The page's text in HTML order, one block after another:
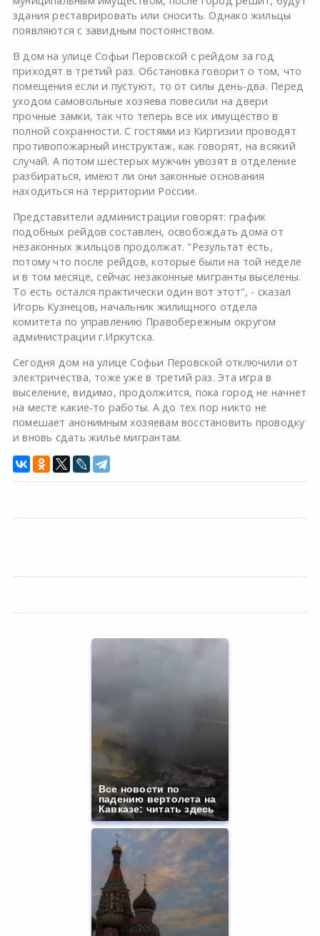
здания реставрировать или сносить. Однако жильцы
появляются с завидным постоянством.
В дом на улице Софьи Перовской с рейдом за год
приходят в третий раз. Обстановка говорит о том, что
помещения если и пустуют, то от силы день-два. Перед
уходом самовольные хозяева повесили на двери
прочные замки, так что теперь все их имущество в
полной сохранности. С гостями из Киргизии проводят
противопожарный инструктаж, как говорят, на всякий
случай. А потом шестерых мужчин увозят в отделение
разбираться, имеют ли они законные основания
находиться на территории России.
Представители администрации говорят: график
подобных рейдов составлен, освобождать дома от
незаконных жильцов продолжат. "Результат есть,
потому что после рейдов, которые были на той неделе
и в том месяце, сейчас незаконные мигранты выселены.
То есть остался практически один вот этот", - сказал
Игорь Кузнецов, начальник жилищного отдела
комитета по управлению Правобережным округом
администрации г.Иркутска.
Сегодня дом на улице Софьи Перовской отключили от
электричества, тоже уже в третий раз. Эта игра в
выселение, видимо, продолжится, пока город не начнет
на месте какие-то работы. А до тех пор никто не
помешает анонимным хозяевам восстановить проводку
и вновь сдать жилье мигрантам.
Все новости по
падению вертолета на
Кавказе: читать здесь